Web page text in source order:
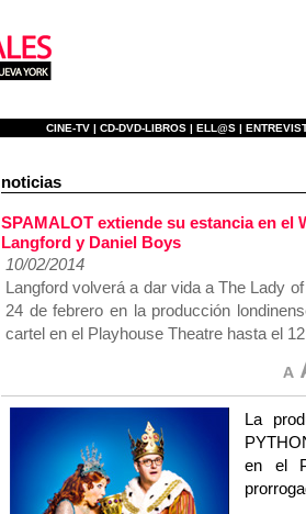
CINE-TV | CD-DVD-LIBROS | ELL@S |
noticias
SPAMALOT extiende su estancia en
Langford y Daniel Boys
10/02/2014
Langford volverá a dar vida a The Lady
24 de febrero en la producción
cartel en el Playhouse Theatre hasta el
La
en el